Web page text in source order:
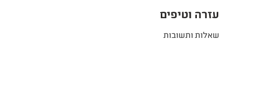
עזרה וטיפים
שאלות ותשובות